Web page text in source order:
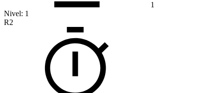
1
Nivel: 1
R2